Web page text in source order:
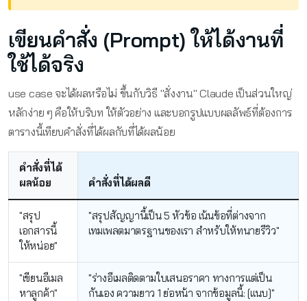
เขียนคำสั่ง (prompt) ให้ได้งานที่
ใช้ได้จริง
use case จะได้ผลหรือไม่ ขึ้นกับวิธี "สั่งงาน" Claude เป็นส่วนใหญ่
หลักง่าย ๆ คือให้บริบท ให้ตัวอย่าง และบอกรูปแบบผลลัพธ์ที่ต้องการ
ตารางนี้เทียบคำสั่งที่ได้ผลกับที่ได้ผลน้อย
คำสั่งที่ได้
ผลน้อย
คำสั่งที่ได้ผลดี
"สรุป
เอกสารนี้
ให้หน่อย"
"สรุปสัญญานี้เป็น 5 หัวข้อ เน้นข้อที่ต่างจาก
เทมเพลตมาตรฐานของเรา สำหรับให้ทนายรีวิว"
"เขียนอีเมล
หาลูกค้า"
"ร่างอีเมลติดตามใบเสนอราคา ทางการแต่เป็น
กันเอง ความยาว 1 ย่อหน้า จากข้อมูลนี้: [แนบ]"